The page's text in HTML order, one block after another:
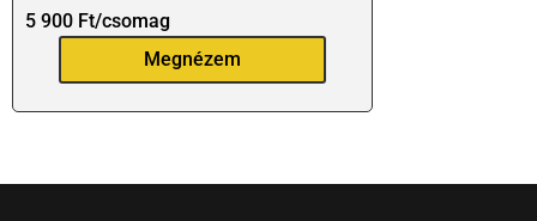
5 900 Ft/csomag
Megnézem